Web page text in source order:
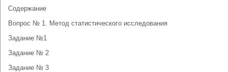
Содержание
Вопрос № 1. Метод статистического исследования
Задание №1
Задание № 2
Задание № 3